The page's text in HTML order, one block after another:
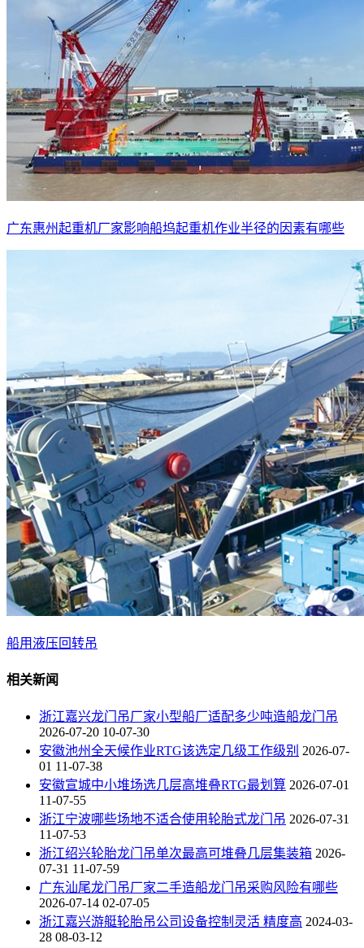
广东惠州起重机厂家影响船坞起重机作业半径的因素有哪些
船用液压回转吊
相关新闻
浙江嘉兴龙门吊厂家小型船厂适配多少吨造船龙门吊
2026-07-20 10-07-30
安徽池州全天候作业RTG该选定几级工作级别 2026-07-
01 11-07-38
安徽宣城中小堆场选几层高堆叠RTG最划算 2026-07-01
11-07-55
浙江宁波哪些场地不适合使用轮胎式龙门吊 2026-07-31
11-07-53
浙江绍兴轮胎龙门吊单次最高可堆叠几层集装箱 2026-
07-31 11-07-59
广东汕尾龙门吊厂家二手造船龙门吊采购风险有哪些
2026-07-14 02-07-05
浙江嘉兴游艇轮胎吊公司设备控制灵活 精度高 2024-03-
28 08-03-12